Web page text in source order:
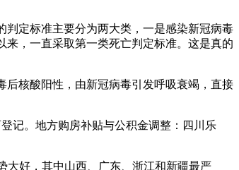
判定标准主要分为两大类，一是感染新冠病毒
来，一直采取第一类死亡判定标准。这是真的
核酸阳性，由新冠病毒引发呼吸衰竭，直接
记。地方购房补贴与公积金调整：四川乐
大好，其中山西、广东、浙江和新疆最严